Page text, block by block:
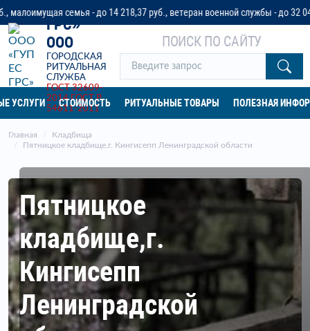
семья - до 14 218,37 руб., ветеран военной службы - до 32 042 руб.
«ГУП ЕС
ГРС»
ООО
ГОРОДСКАЯ
РИТУАЛЬНАЯ
СЛУЖБА
ГОСТ 32609-
2014 ГОСТ Р
54611-2011
ПОИСК ПО САЙТУ
УСЛУГИ СТОИМОСТЬ РИТУАЛЬНЫЕ ТОВАРЫ ПОЛЕЗНАЯ
Главная
Кладбища
Пятницкое кладбище,г. Кингисепп Ленинградской области
Пятницкое
кладбище,г.
Кингисепп
Ленинградской